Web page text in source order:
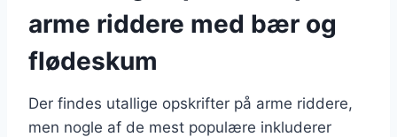
arme riddere med bær og
flødeskum
Der findes utallige opskrifter på arme riddere,
men nogle af de mest populære inkluderer